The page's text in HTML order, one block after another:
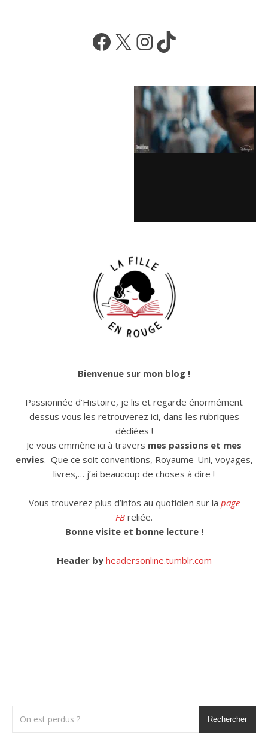
Facebook
X Instagram
TikTok
Bienvenue sur mon blog !
Passionnée d’Histoire, je lis et regarde énormément
dessus vous les retrouverez ici, dans les rubriques
dédiées !
Je vous emmène ici à travers mes passions et mes
envies. Que ce soit conventions, Royaume-Uni, voyages,
livres,… j’ai beaucoup de choses à dire !
Vous trouverez plus d’infos au quotidien sur la page
FB reliée.
Bonne visite et bonne lecture !
Header by headersonline.tumblr.com
Rechercher